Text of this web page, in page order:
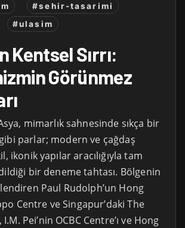
#sehir-tasarimi
#ulasim
Kentsel Sırrı:
Görünmez
mimarlık sahnesinde sıkça bir
gibi parlar; modern ve çağdaş
ikonik yapılar aracılığıyla tam
bir deneme tahtası. Bölgenin
Paul Rudolph’un Hong
Centre ve Singapur’daki The
Pei’nin OCBC Centre’ı ve Hong